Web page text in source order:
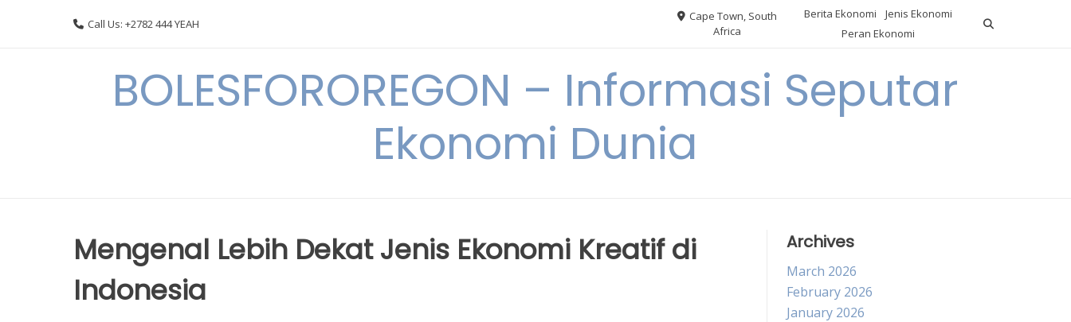
Call Us: +2782 444 YEAH
Cape Town, South
Africa
Berita Ekonomi
Jenis Ekonomi
Peran Ekonomi
BOLESFOROREGON – Informasi Seputar
Ekonomi Dunia
Mengenal Lebih Dekat Jenis Ekonomi Kreatif di
Indonesia
Archives
March 2026
February 2026
January 2026